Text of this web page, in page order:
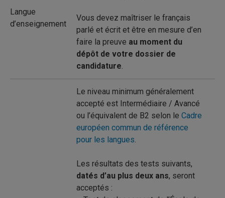
Langue
d’enseignement
Vous devez maîtriser le français
parlé et écrit et être en mesure d’en
faire la preuve au moment du
dépôt de votre dossier de
candidature.
Le niveau minimum généralement
accepté est Intermédiaire / Avancé
ou l’équivalent de B2 selon le Cadre
européen commun de référence
pour les langues.
Les résultats des tests suivants,
datés d’au plus deux ans, seront
acceptés :